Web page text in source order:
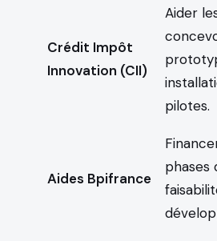
Crédit Impôt
Innovation (CII)
Aider
pilotes.
Aides Bpifrance
phases